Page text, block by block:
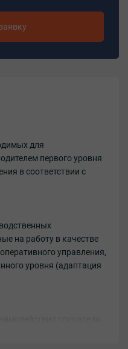
для
первого уровня
в соответствии с
на работу в качестве
управления,
уровня (адаптация